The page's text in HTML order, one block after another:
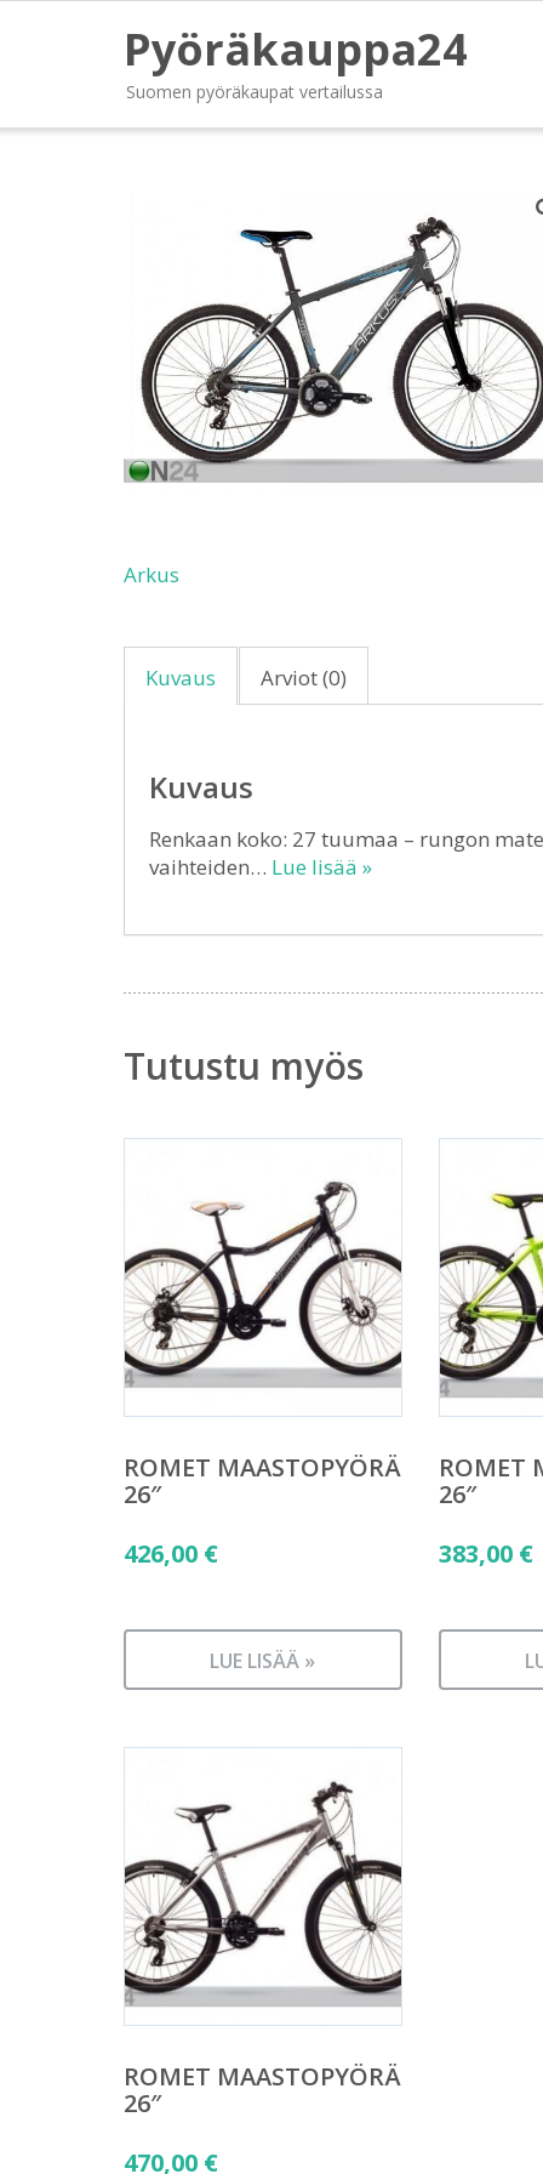
Pyöräkauppa24
Suomen pyöräkaupat vertailussa
Arkus
Kuvaus Arviot (0)
Kuvaus
Renkaan koko: 27 tuumaa – rungon
vaihteiden… Lue lisää »
Tutustu myös
ROMET MAASTOPYÖRÄ
26″
426,00 €
LUE LISÄÄ »
ROMET
26″
383,00 €
ROMET MAASTOPYÖRÄ
26″
470,00 €